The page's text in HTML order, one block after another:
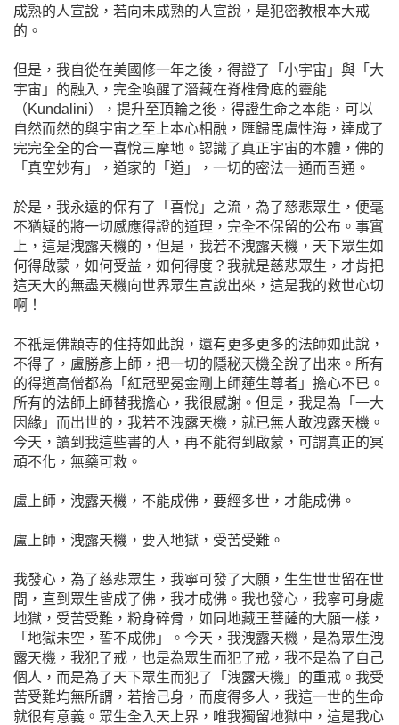
成熟的人宣說，若向未成熟的人宣說，是犯密教根本大戒
的。
但是，我自從在美國修一年之後，得證了「小宇宙」與「大
宇宙」的融入，完全喚醒了潛藏在脊椎骨底的靈能
（Kundalini），提升至頂輪之後，得證生命之本能，可以
自然而然的與宇宙之至上本心相融，匯歸毘盧性海，達成了
完完全全的合一喜悅三摩地。認識了真正宇宙的本體，佛的
「真空妙有」，道家的「道」，一切的密法一通而百通。
於是，我永遠的保有了「喜悅」之流，為了慈悲眾生，便毫
不猶疑的將一切感應得證的道理，完全不保留的公布。事實
上，這是洩露天機的，但是，我若不洩露天機，天下眾生如
何得啟蒙，如何受益，如何得度？我就是慈悲眾生，才肯把
這天大的無盡天機向世界眾生宣說出來，這是我的救世心切
啊！
不祇是佛顓寺的住持如此說，還有更多更多的法師如此說，
不得了，盧勝彥上師，把一切的隱秘天機全說了出來。所有
的得道高僧都為「紅冠聖冕金剛上師蓮生尊者」擔心不已。
所有的法師上師替我擔心，我很感謝。但是，我是為「一大
因緣」而出世的，我若不洩露天機，就已無人敢洩露天機。
今天，讀到我這些書的人，再不能得到啟蒙，可謂真正的冥
頑不化，無藥可救。
盧上師，洩露天機，不能成佛，要經多世，才能成佛。
盧上師，洩露天機，要入地獄，受苦受難。
我發心，為了慈悲眾生，我寧可發了大願，生生世世留在世
間，直到眾生皆成了佛，我才成佛。我也發心，我寧可身處
地獄，受苦受難，粉身碎骨，如同地藏王菩薩的大願一樣，
「地獄未空，誓不成佛」。今天，我洩露天機，是為眾生洩
露天機，我犯了戒，也是為眾生而犯了戒，我不是為了自己
個人，而是為了天下眾生而犯了「洩露天機」的重戒。我受
苦受難均無所謂，若捨己身，而度得多人，我這一世的生命
就很有意義。眾生全入天上界，唯我獨留地獄中，這是我心